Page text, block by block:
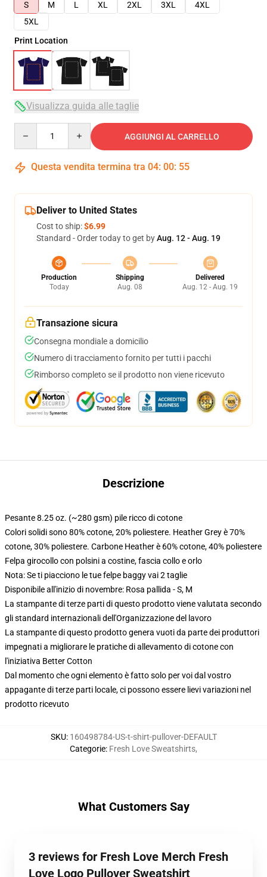
S
M L XL 2XL 3XL
4XL
5XL
Print Location
Visualizza guida alle taglie
AGGIUNGI AL CARRELLO
Questa vendita termina tra 04: 00: 54
Deliver to United States
Cost to ship:$6.99
Standard - Order today to get byAug. 12 - Aug. 19
Production
Today
Shipping
Aug. 08
Delivered
Aug. 12 - Aug. 19
Transazione sicura
Consegna mondiale a domicilio
Numero di tracciamento fornito per tutti i pacchi
Rimborso completo se il prodotto non viene ricevuto
Descrizione
Pesante 8.25 oz. (~280 gsm) pile ricco di cotone
Colori solidi sono 80% cotone, 20% poliestere. Heather Grey è 70%
cotone, 30% poliestere. Carbone Heather è 60% cotone, 40% poliestere
Felpa girocollo con polsini a costine, fascia collo e orlo
Nota: Se ti piacciono le tue felpe baggy vai 2 taglie
Disponibile all'inizio di novembre: Rosa pallida - S, M
La stampante di terze parti di questo prodotto viene valutata secondo
gli standard internazionali dell'Organizzazione del lavoro
La stampante di questo prodotto genera vuoti da parte dei produttori
impegnati a migliorare le pratiche di allevamento di cotone con
l'iniziativa Better Cotton
Dal momento che ogni elemento è fatto solo per voi dal vostro
appagante di terze parti locale, ci possono essere lievi variazioni nel
prodotto ricevuto
SKU: 160498784-US-t-shirt-pullover-DEFAULT
Categorie: Fresh Love Sweatshirts,
What Customers Say
3 reviews for Fresh Love Merch Fresh
Love Logo Pullover Sweatshirt